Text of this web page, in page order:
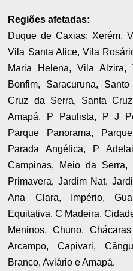
Regiões afetadas:
Duque de Caxias: Xerém,
Vila Santa Alice, Vila
Maria Helena, Vila
Bonfim, Saracuruna,
Cruz da Serra, Santa
Amapá, P Paulista, P J
Parque Panorama,
Parada Angélica, P
Campinas, Meio da Serra,
Primavera, Jardim Nat,
Ana Clara, Império,
Equitativa, C Madeira,
Meninos, Chuno,
Arcampo, Capivari,
Branco, Aviário e Amapá.